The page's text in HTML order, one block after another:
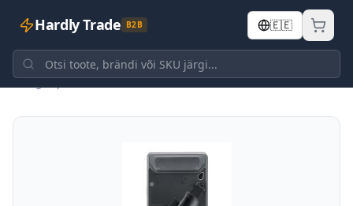
Hardly Trade B2B 🇪🇪
Tagasi poodi